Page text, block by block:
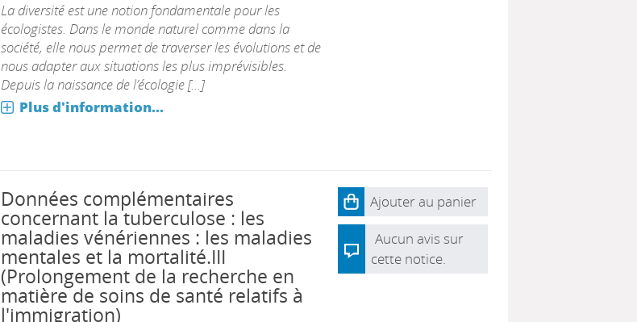
La diversité est une notion fondamentale pour les
écologistes. Dans le monde naturel comme dans la
société, elle nous permet de traverser les évolutions et de
nous adapter aux situations les plus imprévisibles.
Depuis la naissance de l’écologie [...]
Plus d'information...
Données complémentaires
concernant la tuberculose : les
maladies vénériennes : les maladies
mentales et la mortalité.III
(Prolongement de la recherche en
matière de soins de santé relatifs à
l'immigration)
Ajouter au panier
Aucun avis sur
cette notice.